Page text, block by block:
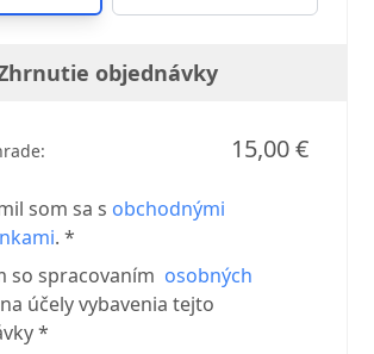
objednávky
15,00 €
som sa s obchodnými
. *
so spracovaním osobných
na účely vybavenia tejto
*